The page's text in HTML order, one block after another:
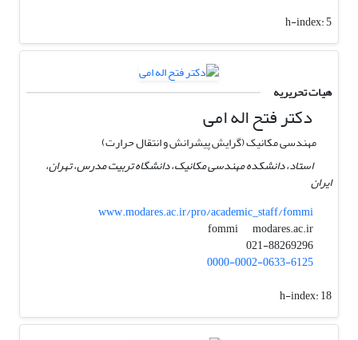
h-index:5
هیات تحریریه
دکتر فتح اله امی
مهندسی مکانیک (گرایش پیشرانش و انتقال حرارت)
استاد، دانشکده مهندسی مکانیک، دانشگاه تربیت مدرس، تهران،
ایران
www.modares.ac.ir/pro/academic_staff/fommi
fommi
modares.ac.ir
021-88269296
0000-0002-0633-6125
h-index:18